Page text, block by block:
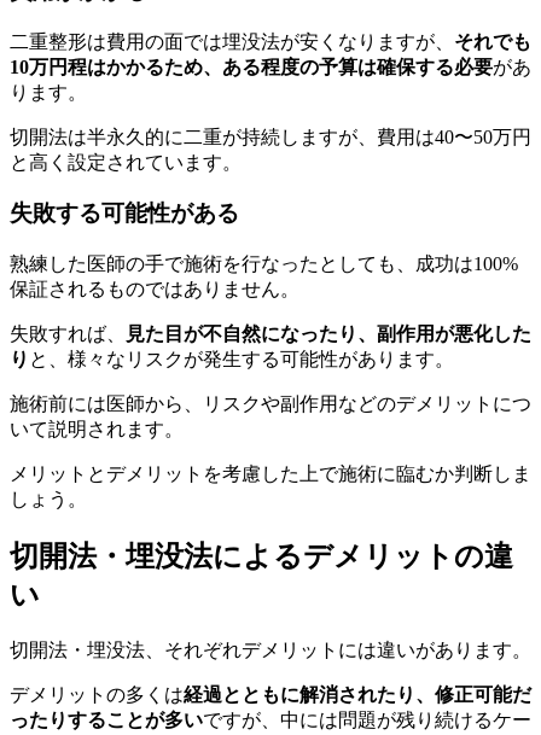
二重整形は費用の面では埋没法が安くなりますが、 それでも
10万円程はかかるため、ある程度の予算は確保する必要があ
ります。
切開法は半永久的に二重が持続しますが、費用は40〜50万円
と高く設定されています。
失敗する可能性がある
熟練した医師の手で施術を行なったとしても、成功は100%
保証されるものではありません。
失敗すれば、
見た目が不自然になったり、副作用が悪化した
り と、様々なリスクが発生する可能性があります。
施術前には医師から、リスクや副作用などのデメリットにつ
いて説明されます。
メリットとデメリットを考慮した上で施術に臨むか判断しま
しょう。
切開法・埋没法によるデメリットの違
い
切開法・埋没法、それぞれデメリットには違いがあります。
デメリットの多くは経過とともに解消されたり、修正可能だ
ったりすることが多いですが、中には問題が残り続けるケー